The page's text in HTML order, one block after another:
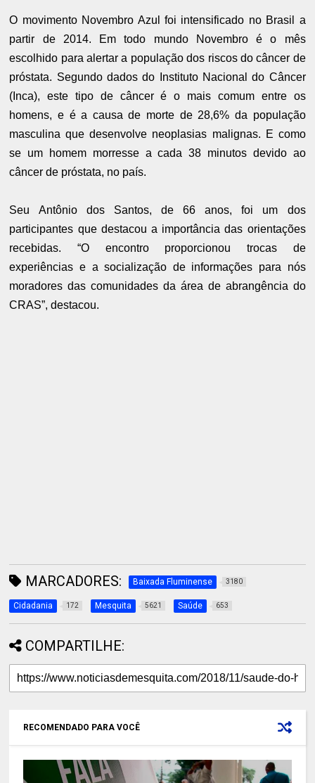
O movimento Novembro Azul foi intensificado no Brasil a
partir de 2014. Em todo mundo Novembro é o mês
escolhido para alertar a população dos riscos do câncer de
próstata. Segundo dados do Instituto Nacional do Câncer
(Inca), este tipo de câncer é o mais comum entre os
homens, e é a causa de morte de 28,6% da população
masculina que desenvolve neoplasias malignas. E como
se um homem morresse a cada 38 minutos devido ao
câncer de próstata, no país.
Seu Antônio dos Santos, de 66 anos, foi um dos
participantes que destacou a importância das orientações
recebidas. “O encontro proporcionou trocas de
experiências e a socialização de informações para nós
moradores das comunidades da área de abrangência do
CRAS”, destacou.
MARCADORES: Baixada Fluminense 3180
Cidadania 172 Mesquita 5621 Saúde 653
COMPARTILHE:
RECOMENDADO PARA VOCÊ